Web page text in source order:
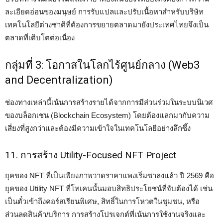
ละเอียดอ่อนของมนุษย์ การรับแปลและปรับเนื้อหาสำหรับบริษัท
เทคโนโลยีต่างชาติที่ต้องการขยายตลาดมายังประเทศไทยจึงเป็น
ตลาดที่เติบโตต่อเนื่อง
กลุ่มที่ 3: โอกาสในโลกไร้ศูนย์กลาง (Web3
and Decentralization)
ช่องทางเหล่านี้เน้นการสร้างรายได้จากการมีส่วนร่วมในระบบนิเวศ
ของบล็อกเชน (Blockchain Ecosystem) โดยต้องแลกมากับความ
เสี่ยงที่สูงกว่าและต้องมีความเข้าใจในเทคโนโลยีอย่างลึกซึ้ง
11. การสร้าง Utility-Focused NFT Project
ยุคของ NFT ที่เป็นเพียงภาพวาดราคาแพงเริ่มซาลงแล้ว ปี 2569 คือ
ยุคของ Utility NFT ที่โทเคนนั้นมอบสิทธิประโยชน์ที่จับต้องได้ เช่น
เป็นตั๋วเข้าถึงคอร์สเรียนพิเศษ, สิทธิ์ในการโหวตในชุมชน, หรือ
ส่วนลดสินค้า/บริการ การสร้างโปรเจกต์ที่เน้นการใช้งานจริงและ